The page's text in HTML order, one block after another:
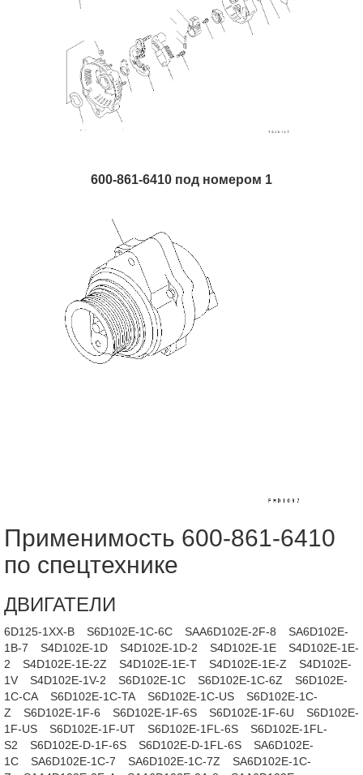
600-861-6410 под номером 1
Применимость 600-861-6410
по спецтехнике
ДВИГАТЕЛИ
6D125-1XX-B S6D102E-1C-6C SAA6D102E-2F-8
SA6D102E-
1B-7
S4D102E-1D S4D102E-1D-2 S4D102E-1E
S4D102E-1E-
2
S4D102E-1E-2Z S4D102E-1E-T S4D102E-1E-Z
S4D102E-
1V
S4D102E-1V-2 S6D102E-1C S6D102E-1C-6Z
S6D102E-
1C-CA
S6D102E-1C-TA S6D102E-1C-US
S6D102E-1C-
Z
S6D102E-1F-6 S6D102E-1F-6S S6D102E-1F-6U
S6D102E-
1F-US
S6D102E-1F-UT S6D102E-1FL-6S
S6D102E-1FL-
S2
S6D102E-D-1F-6S S6D102E-D-1FL-6S
SA6D102E-
1C
SA6D102E-1C-7 SA6D102E-1C-7Z
SA6D102E-1C-